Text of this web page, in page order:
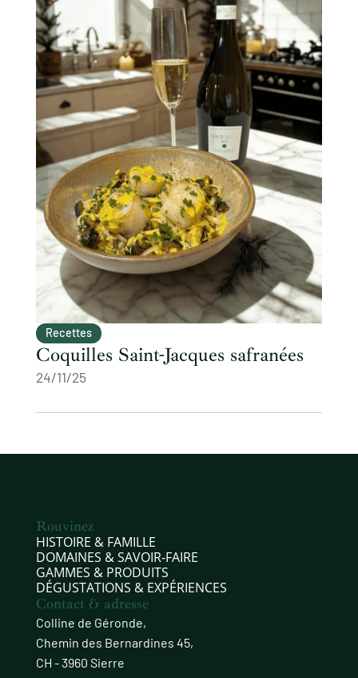
Recettes
Coquilles Saint-Jacques safranées
24/11/25
Rouvinez
HISTOIRE & FAMILLE
DOMAINES & SAVOIR‑FAIRE
GAMMES & PRODUITS
DÉGUSTATIONS & EXPÉRIENCES
Contact & adresse
Colline de Géronde,
Chemin des Bernardines 45,
CH - 3960 Sierre